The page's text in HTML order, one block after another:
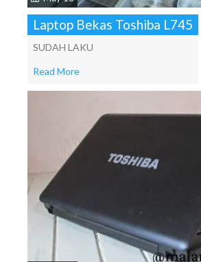
Laptop Bekas Toshiba L745
SUDAH LAKU
Read More